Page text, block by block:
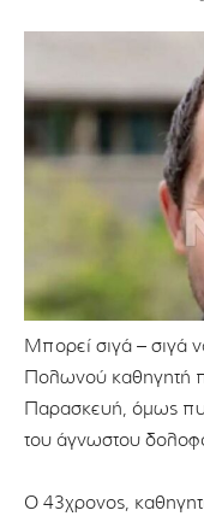
Μπορεί σιγά – σιγά
Πολωνού καθηγητή
Παρασκευή, όμως
του άγνωστου
Ο 43χρονος,